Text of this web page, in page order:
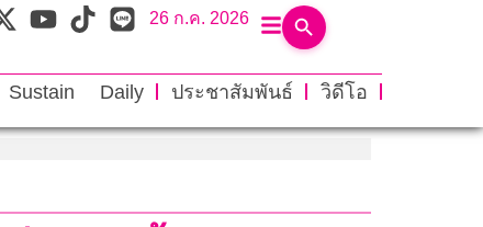
26 ก.ค. 2026
Sustain Daily ประชาสัมพันธ์
วิดีโอ